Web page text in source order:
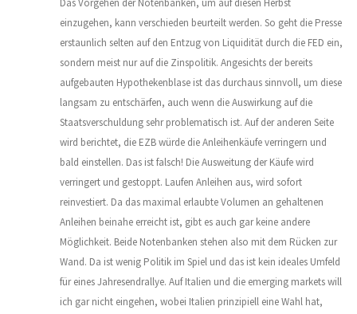
Das Vorgehen der Notenbanken, um auf diesen Herbst
einzugehen, kann verschieden beurteilt werden. So geht die Presse
erstaunlich selten auf den Entzug von Liquidität durch die FED ein,
sondern meist nur auf die Zinspolitik. Angesichts der bereits
aufgebauten Hypothekenblase ist das durchaus sinnvoll, um diese
langsam zu entschärfen, auch wenn die Auswirkung auf die
Staatsverschuldung sehr problematisch ist. Auf der anderen Seite
wird berichtet, die EZB würde die Anleihenkäufe verringern und
bald einstellen. Das ist falsch! Die Ausweitung der Käufe wird
verringert und gestoppt. Laufen Anleihen aus, wird sofort
reinvestiert. Da das maximal erlaubte Volumen an gehaltenen
Anleihen beinahe erreicht ist, gibt es auch gar keine andere
Möglichkeit. Beide Notenbanken stehen also mit dem Rücken zur
Wand. Da ist wenig Politik im Spiel und das ist kein ideales Umfeld
für eines Jahresendrallye. Auf Italien und die emerging markets will
ich gar nicht eingehen, wobei Italien prinzipiell eine Wahl hat,